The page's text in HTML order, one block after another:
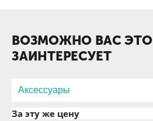
ВОЗМОЖНО ВАС ЭТО
ЗАИНТЕРЕСУЕТ
Аксессуары
За эту же цену